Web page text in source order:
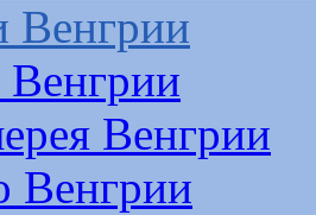
Венгрии
Венгрии
Венгрии